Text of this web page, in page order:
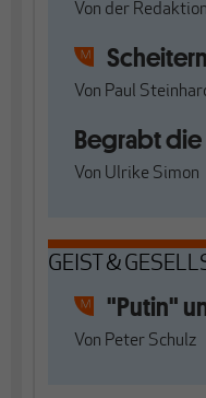
Von der Redaktion
Von Paul
Begrabt
Von Ulrike Simon
GEIST &
"Putin"
Von Peter Schulz